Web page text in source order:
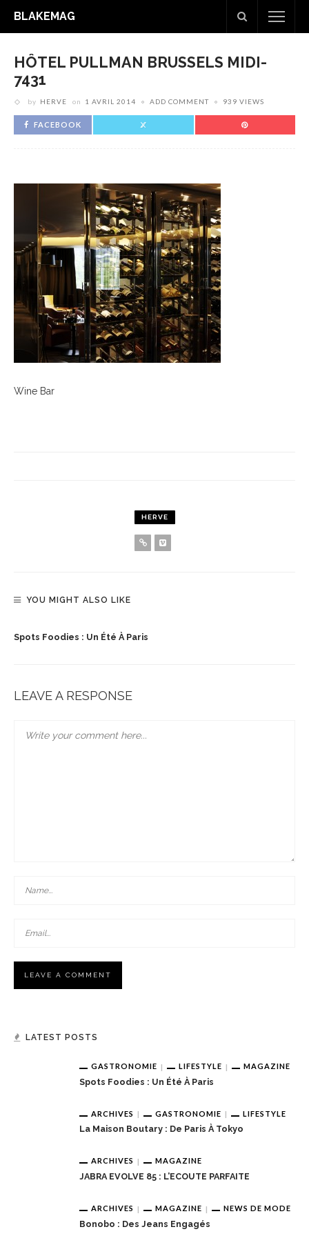
BLAKEMAG
HÔTEL PULLMAN BRUSSELS MIDI-
7431
by HERVE on 1 AVRIL 2014 ADD COMMENT 939 VIEWS
FACEBOOK
Wine Bar
HERVE
YOU MIGHT ALSO LIKE
Spots Foodies : Un Été À Paris
LEAVE A RESPONSE
LATEST POSTS
GASTRONOMIE LIFESTYLE MAGAZINE
Spots Foodies : Un Été À Paris
ARCHIVES GASTRONOMIE LIFESTYLE
La Maison Boutary : De Paris À Tokyo
ARCHIVES MAGAZINE
JABRA EVOLVE 85 : L’ECOUTE PARFAITE
ARCHIVES MAGAZINE NEWS DE MODE
Bonobo : Des Jeans Engagés